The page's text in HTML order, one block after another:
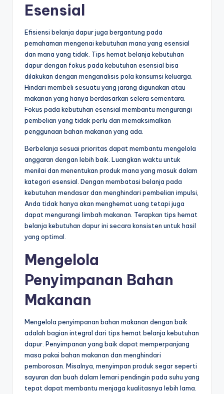
Esensial
Efisiensi belanja dapur juga bergantung pada
pemahaman mengenai kebutuhan mana yang esensial
dan mana yang tidak. Tips hemat belanja kebutuhan
dapur dengan fokus pada kebutuhan esensial bisa
dilakukan dengan menganalisis pola konsumsi keluarga.
Hindari membeli sesuatu yang jarang digunakan atau
makanan yang hanya berdasarkan selera sementara.
Fokus pada kebutuhan esensial membantu mengurangi
pembelian yang tidak perlu dan memaksimalkan
penggunaan bahan makanan yang ada.
Berbelanja sesuai prioritas dapat membantu mengelola
anggaran dengan lebih baik. Luangkan waktu untuk
menilai dan menentukan produk mana yang masuk dalam
kategori esensial. Dengan membatasi belanja pada
kebutuhan mendasar dan menghindari pembelian impulsi,
Anda tidak hanya akan menghemat uang tetapi juga
dapat mengurangi limbah makanan. Terapkan tips hemat
belanja kebutuhan dapur ini secara konsisten untuk hasil
yang optimal.
Mengelola
Penyimpanan Bahan
Makanan
Mengelola penyimpanan bahan makanan dengan baik
adalah bagian integral dari tips hemat belanja kebutuhan
dapur. Penyimpanan yang baik dapat memperpanjang
masa pakai bahan makanan dan menghindari
pemborosan. Misalnya, menyimpan produk segar seperti
sayuran dan buah dalam lemari pendingin pada suhu yang
tepat dapat membantu menjaga kualitasnya lebih lama.